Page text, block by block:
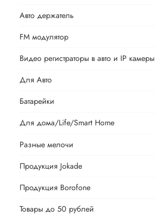
Авто держатель
FM модулятор
Видео регистраторы в авто и IP камеры
Для Авто
Батарейки
Для дома/Life/Smart Home
Разные мелочи
Продукция Jokade
Продукция Borofone
Товары до 50 рублей